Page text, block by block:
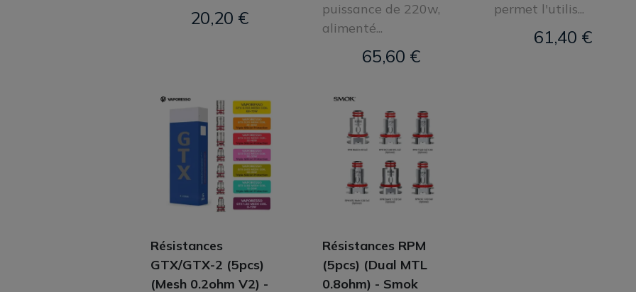
20,20 €
puissance de 220w,
alimenté...
65,60 €
permet l'utilis...
61,40 €
Résistances
GTX/GTX-2 (5pcs)
(Mesh 0.2ohm V2) -
Résistances RPM
(5pcs) (Dual MTL
0.8ohm) - Smok